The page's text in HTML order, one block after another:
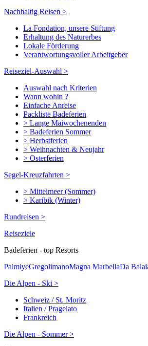
Nachhaltig Reisen >
La Fondation, unsere Stiftung
Erhaltung des Naturerbes
Lokale Förderung
Verantwortungsvoller Arbeitgeber
Reiseziel-Auswahl >
Auswahl nach Kriterien
Wann wohin ?
Einfache Anreise
Packliste Badeferien
> Lange Maiwochenenden
> Badeferien Sommer
> Herbstferien
> Weihnachten & Neujahr
> Osterferien
Segel-Kreuzfahrten >
> Mittelmeer (Sommer)
> Karibik (Winter)
Rundreisen >
Reiseziele
Badeferien - top Resorts
PalmiyeGregolimanoMagna MarbellaDa
Die Alpen - Ski >
Schweiz / St. Moritz
Italien / Pragelato
Frankreich
Die Alpen - Sommer >